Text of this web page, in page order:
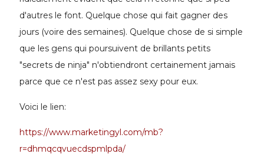
d'autres le font. Quelque chose qui fait gagner des
jours (voire des semaines). Quelque chose de si simple
que les gens qui poursuivent de brillants petits
"secrets de ninja" n'obtiendront certainement jamais
parce que ce n'est pas assez sexy pour eux.
Voici le lien:
https://www.marketingyl.com/mb?
r=dhmqcqvuecdspmlpda/